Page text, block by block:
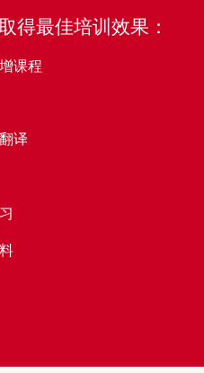
得最佳培训效果：
课程
译